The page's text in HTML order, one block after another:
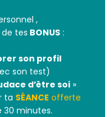
,
tes BONUS :
son profil
son test)
d’être soi »
ta SÉANCE offerte
30 minutes.